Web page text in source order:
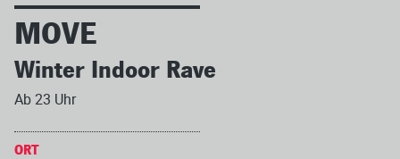
MOVE
Winter Indoor Rave
Ab 23 Uhr
ORT